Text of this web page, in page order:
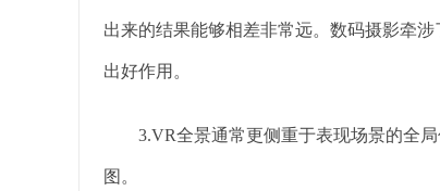
出来的结果能够相差非常远。数码摄影牵
出好作用。
3.VR全景通常更侧重于表现场景的全局
图。